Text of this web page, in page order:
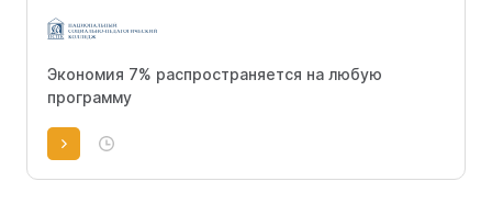
Экономия 7% распространяется на любую
программу